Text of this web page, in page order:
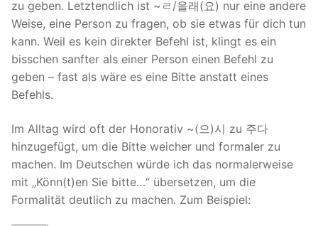
zu geben. Letztendlich ist ~ㄹ/을래(요) nur eine andere
Weise, eine Person zu fragen, ob sie etwas für dich tun
kann. Weil es kein direkter Befehl ist, klingt es ein
bisschen sanfter als einer Person einen Befehl zu
geben – fast als wäre es eine Bitte anstatt eines
Befehls.
Im Alltag wird oft der Honorativ ~(으)시 zu 주다
hinzugefügt, um die Bitte weicher und formaler zu
machen. Im Deutschen würde ich das normalerweise
mit „Könn(t)en Sie bitte…“ übersetzen, um die
Formalität deutlich zu machen. Zum Beispiel: